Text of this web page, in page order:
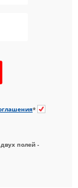
*
полей -